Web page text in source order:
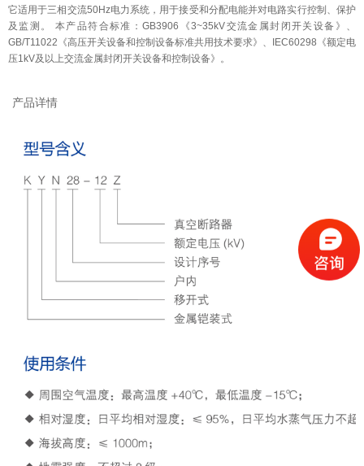
它适用于三相交流50Hz电力系统，用于接受和分配电能并对电路实行控制、保护
及监测。 本产品符合标准：GB3906《3~35kV交流金属封闭开关设备》、
GB/T11022《高压开关设备和控制设备标准共用技术要求》、IEC60298《额定电
压1kV及以上交流金属封闭开关设备和控制设备》。
产品详情